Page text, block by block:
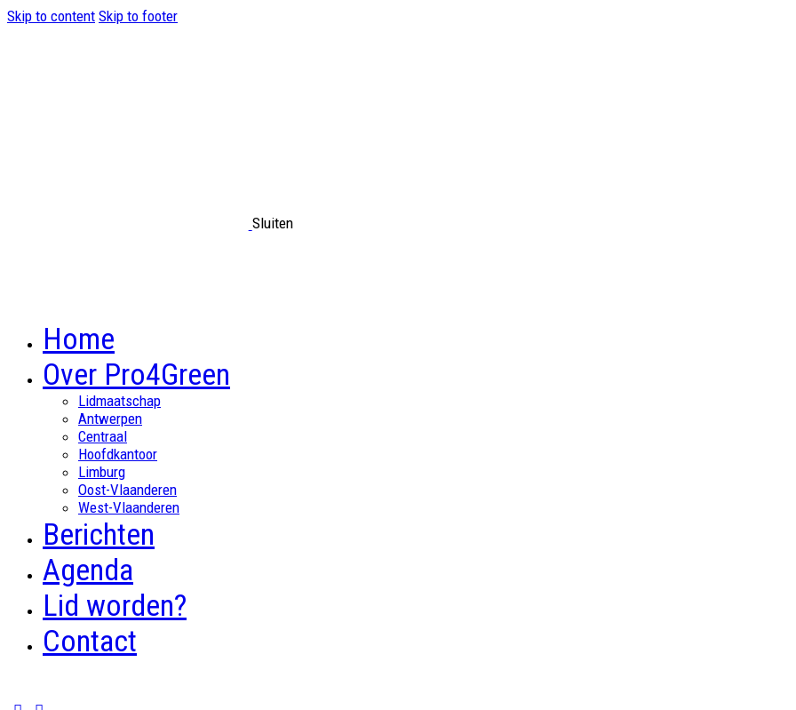
Skip to content Skip to footer
Sluiten
Home
Over Pro4Green
Lidmaatschap
Antwerpen
Centraal
Hoofdkantoor
Limburg
Oost-Vlaanderen
West-Vlaanderen
Berichten
Agenda
Lid worden?
Contact